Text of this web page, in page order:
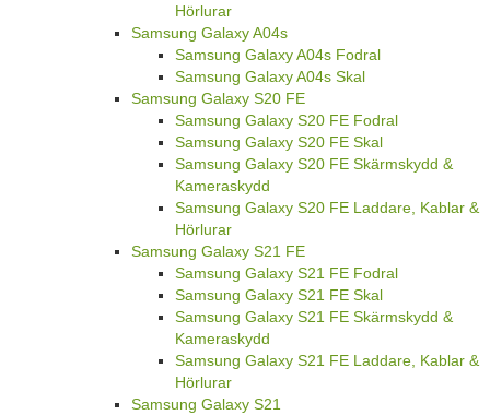
Hörlurar
Samsung Galaxy A04s
Samsung Galaxy A04s Fodral
Samsung Galaxy A04s Skal
Samsung Galaxy S20 FE
Samsung Galaxy S20 FE Fodral
Samsung Galaxy S20 FE Skal
Samsung Galaxy S20 FE Skärmskydd &
Kameraskydd
Samsung Galaxy S20 FE Laddare, Kablar &
Hörlurar
Samsung Galaxy S21 FE
Samsung Galaxy S21 FE Fodral
Samsung Galaxy S21 FE Skal
Samsung Galaxy S21 FE Skärmskydd &
Kameraskydd
Samsung Galaxy S21 FE Laddare, Kablar &
Hörlurar
Samsung Galaxy S21